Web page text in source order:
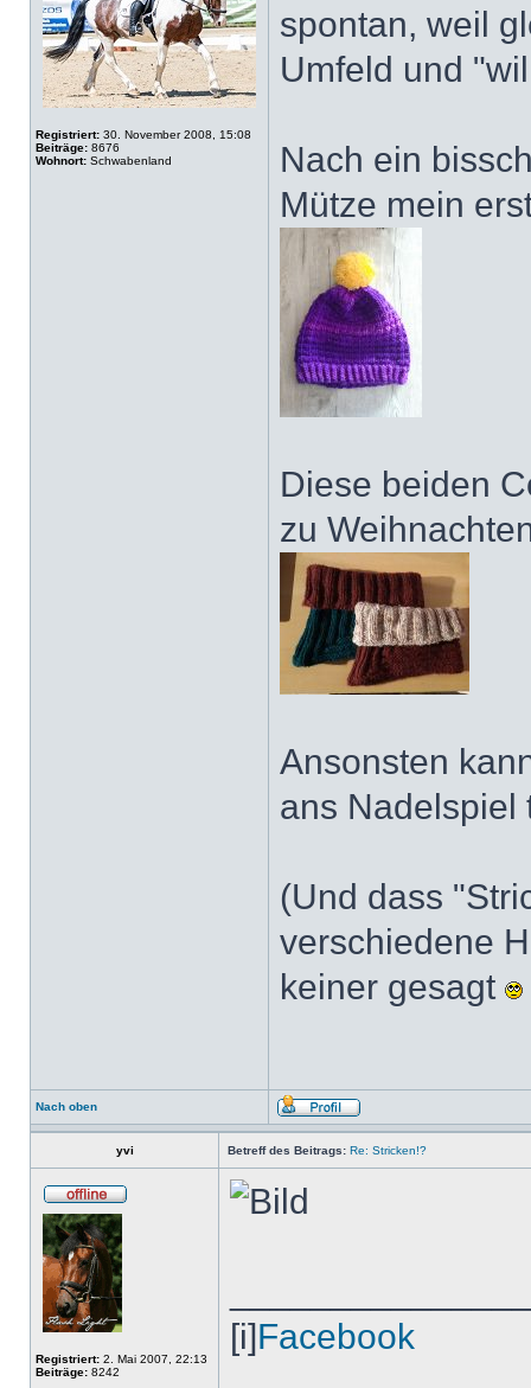
Registriert: 30. November 2008, 15:08
Beiträge: 8676
Wohnort: Schwabenland
spontan, weil
Umfeld und
Nach ein
Mütze mein
Diese beiden
zu
Ansonsten
ans
(Und dass
verschiedene
keiner gesagt
Nach oben
yvi Betreff des Beitrags: Re: Stricken!?
Registriert: 2. Mai 2007, 22:13
Beiträge: 8242
[i]Facebook